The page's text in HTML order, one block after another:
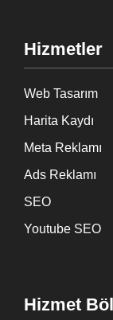
Hizmetler
Web Tasarım
Harita Kaydı
Meta Reklamı
Ads Reklamı
SEO
Youtube SEO
Hizmet